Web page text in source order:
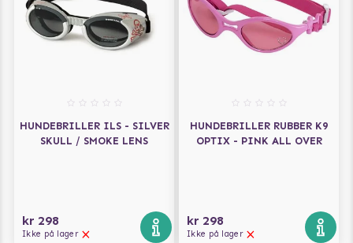
HUNDEBRILLER ILS - SILVER
SKULL / SMOKE LENS
kr 298
Ikke på lager
HUNDEBRILLER RUBBER K9
OPTIX - PINK ALL OVER
kr 298
Ikke på lager